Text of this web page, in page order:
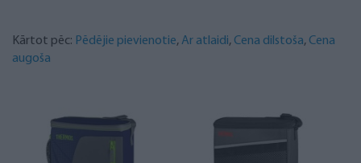
Kārtot pēc: Pēdējie pievienotie,Ar atlaidi, Cena dilstoša, Cena
augoša